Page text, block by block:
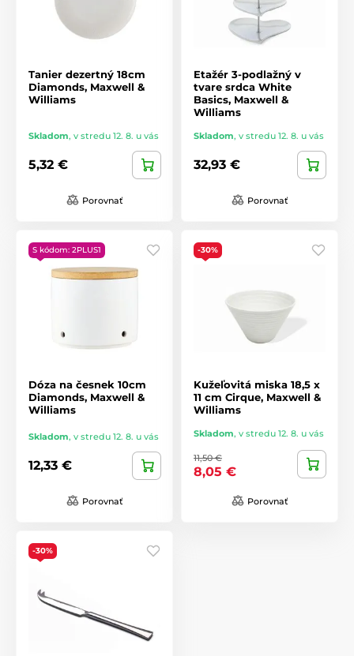
Tanier dezertný 18cm
Diamonds, Maxwell &
Williams
Skladom, v stredu 12. 8. u vás
5,32 €
Porovnať
Etažér 3-podlažný v
tvare srdca White
Basics, Maxwell &
Williams
Skladom, v stredu 12. 8. u vás
32,93 €
Porovnať
S kódom: 2PLUS1
Dóza na česnek 10cm
Diamonds, Maxwell &
Williams
Skladom, v stredu 12. 8. u vás
12,33 €
Porovnať
-30%
Kužeľovitá miska 18,5 x
11 cm Cirque, Maxwell &
Williams
Skladom, v stredu 12. 8. u vás
11,50 €
8,05 €
Porovnať
-30%